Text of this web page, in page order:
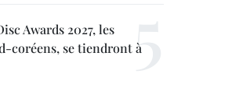
Awards 2027, les
coréens, se tiendront à